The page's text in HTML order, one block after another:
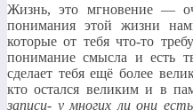
Жизнь, это мгновение —
понимания этой жизни
которые от тебя что-то
понимание смысла и есть
сделает тебя ещё более
кто остался великим и в
записи- у многих ли они